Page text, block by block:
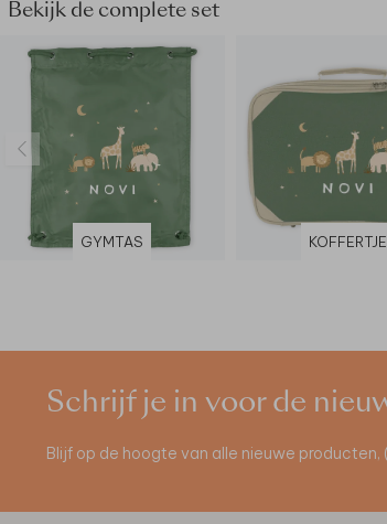
Bekijk de complete set
GYMTAS KOFFERTJE
Schrijf je in voor de
Blijf op de hoogte van alle nieuwe